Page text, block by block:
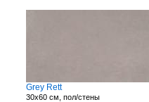
Grey Rett
30x60 см, пол/стены